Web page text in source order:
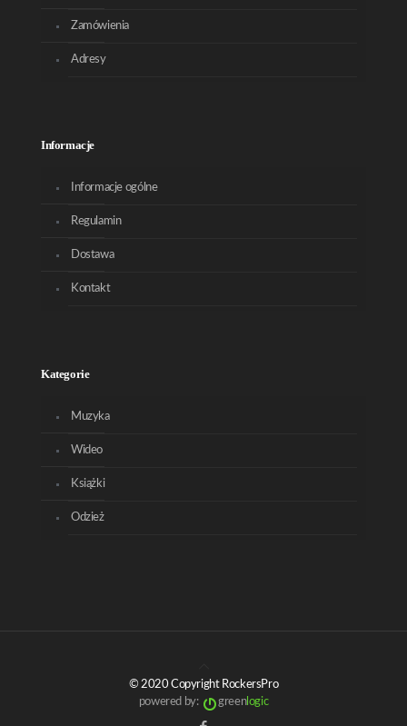
Zamówienia
Adresy
Informacje
Informacje ogólne
Regulamin
Dostawa
Kontakt
Kategorie
Muzyka
Wideo
Książki
Odzież
© 2020 Copyright RockersPro
powered by:
greenlogic